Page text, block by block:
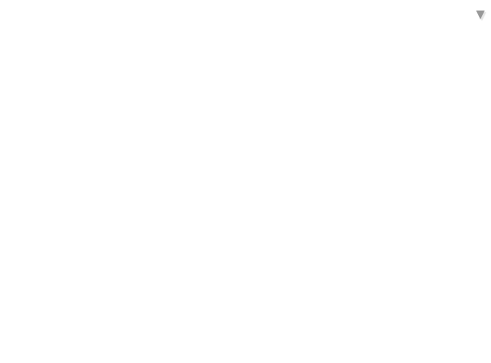
▼